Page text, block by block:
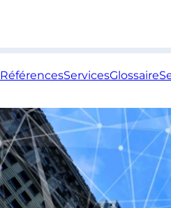
RéférencesServicesGlossaire